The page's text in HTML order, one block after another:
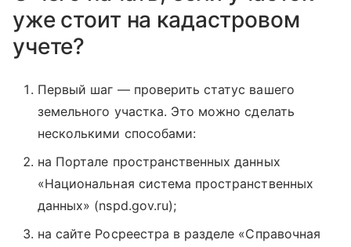
уже стоит на кадастровом
учете?
Первый шаг — проверить статус вашего
земельного участка. Это можно сделать
несколькими способами:
на Портале пространственных данных
«Национальная система пространственных
данных» (nspd.gov.ru);
на сайте Росреестра в разделе «Справочная